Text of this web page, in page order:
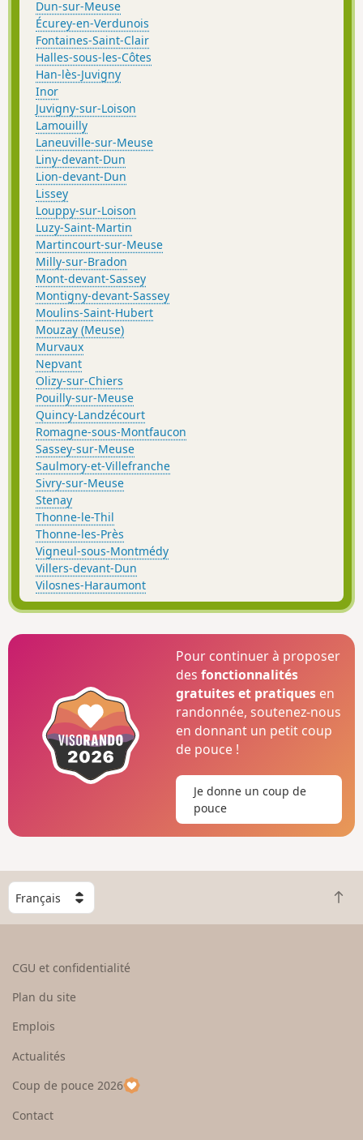
Dun-sur-Meuse
Écurey-en-Verdunois
Fontaines-Saint-Clair
Halles-sous-les-Côtes
Han-lès-Juvigny
Inor
Juvigny-sur-Loison
Lamouilly
Laneuville-sur-Meuse
Liny-devant-Dun
Lion-devant-Dun
Lissey
Louppy-sur-Loison
Luzy-Saint-Martin
Martincourt-sur-Meuse
Milly-sur-Bradon
Mont-devant-Sassey
Montigny-devant-Sassey
Moulins-Saint-Hubert
Mouzay (Meuse)
Murvaux
Nepvant
Olizy-sur-Chiers
Pouilly-sur-Meuse
Quincy-Landzécourt
Romagne-sous-Montfaucon
Sassey-sur-Meuse
Saulmory-et-Villefranche
Sivry-sur-Meuse
Stenay
Thonne-le-Thil
Thonne-les-Près
Vigneul-sous-Montmédy
Villers-devant-Dun
Vilosnes-Haraumont
Pour continuer à proposer
desfonctionnalités
gratuites et pratiques en
randonnée, soutenez-nous
en donnant un petit coup
de pouce !
Je donne un coup de
pouce
C
h
o
e
u
p
a
R
e
CGU et confidentialité
Plan du site
Emplois
Actualités
Coup de pouce 2026
Contact